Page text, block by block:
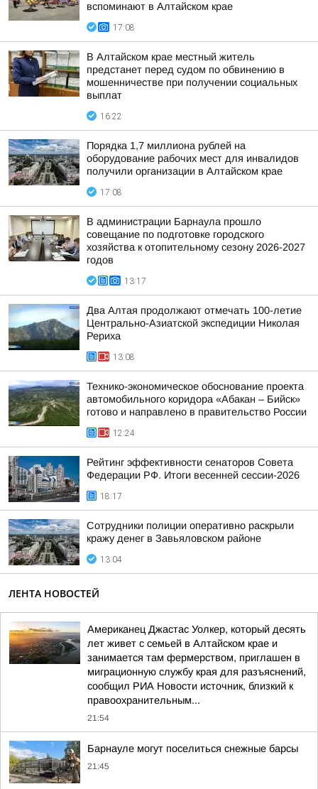
вспоминают в Алтайском крае
17:08
В Алтайском крае местный житель
предстанет перед судом по обвинению в
мошенничестве при получении социальных
выплат
16:22
Порядка 1,7 миллиона рублей на
оборудование рабочих мест для инвалидов
получили организации в Алтайском крае
17:08
В администрации Барнаула прошло
совещание по подготовке городского
хозяйства к отопительному сезону 2026-2027
годов
13:17
Два Алтая продолжают отмечать 100-летие
Центрально-Азиатской экспедиции Николая
Рериха
13:08
Технико-экономическое обоснование проекта
автомобильного коридора «Абакан – Бийск»
готово и направлено в правительство России
12:24
Рейтинг эффективности сенаторов Совета
Федерации РФ. Итоги весенней сессии-2026
18:17
Сотрудники полиции оперативно раскрыли
кражу денег в Завьяловском районе
13:04
ЛЕНТА НОВОСТЕЙ
Американец Джастас Уолкер, который десять
лет живет с семьей в Алтайском крае и
занимается там фермерством, приглашен в
миграционную службу края для разъяснений,
сообщил РИА Новости источник, близкий к
правоохранительным...
21:54
Барнауле могут поселиться снежные барсы
21:45